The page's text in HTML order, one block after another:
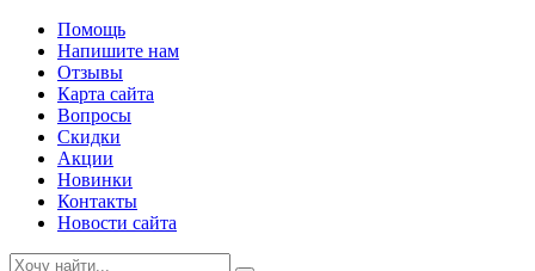
Помощь
Напишите нам
Отзывы
Карта сайта
Вопросы
Скидки
Акции
Новинки
Контакты
Новости сайта